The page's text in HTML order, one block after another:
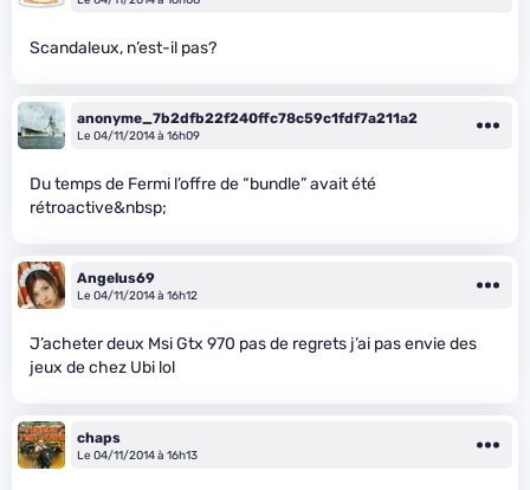
Scandaleux, n’est-il pas?
anonyme_7b2dfb22f240ffc78c59c1fdf7a211a2
Le 04/11/2014 à 16h09
Du temps de Fermi l’offre de “bundle” avait été
rétroactive&nbsp;
Angelus69
Le 04/11/2014 à 16h12
J’acheter deux Msi Gtx 970 pas de regrets j’ai pas envie des
jeux de chez Ubi lol
chaps
Le 04/11/2014 à 16h13